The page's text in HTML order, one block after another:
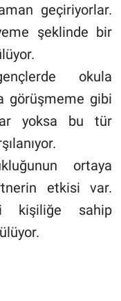
geçiriyorlar.
şeklinde bir
okula
görüşmeme gibi
yoksa bu tür
ortaya
etkisi var.
kişiliğe sahip